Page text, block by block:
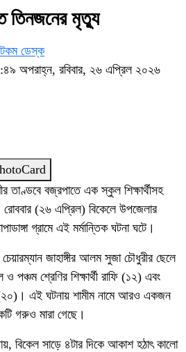
তিনজনের মৃত্যু
ডেস্ক
অপরাহ্ন, রবিবার, ২৬ এপ্রিল ২০২৬
তাণ্ডবে বজ্রপাতে এক স্কুল শিক্ষার্থীসহ
(২৬ এপ্রিল) বিকেলে উপজেলার
গ্রামে এই মর্মান্তিক ঘটনা ঘটে।
জাহাঙ্গীর আলম সুজা চৌধুরীর ছেলে
পঞ্চম শ্রেণির শিক্ষার্থী রাফি (১২) এবং
(২০)। এই ঘটনায় শামীম নামে আরও একজন
গরুও মারা গেছে।
বিকেল সাড়ে ৪টার দিকে আকাশ হঠাৎ কালো